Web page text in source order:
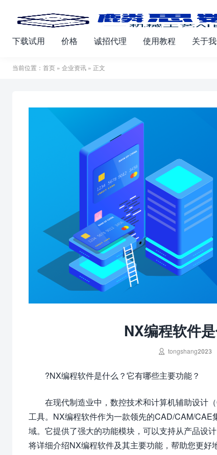
下载试用 价格 诚招代理 使用教程 关于
当前位置： 首页 » 企业资讯 » 正文
NX编程软件
 tongshang2023
?NX编程软件是什么？它有哪些主要功能？
在现代制造业中，数控技术和计算机辅助设计
工具。NX编程软件作为一款领先的CAD/CAM/
域。它提供了强大的功能模块，可以支持从产品设
将详细介绍NX编程软件及其主要功能，帮助您更好